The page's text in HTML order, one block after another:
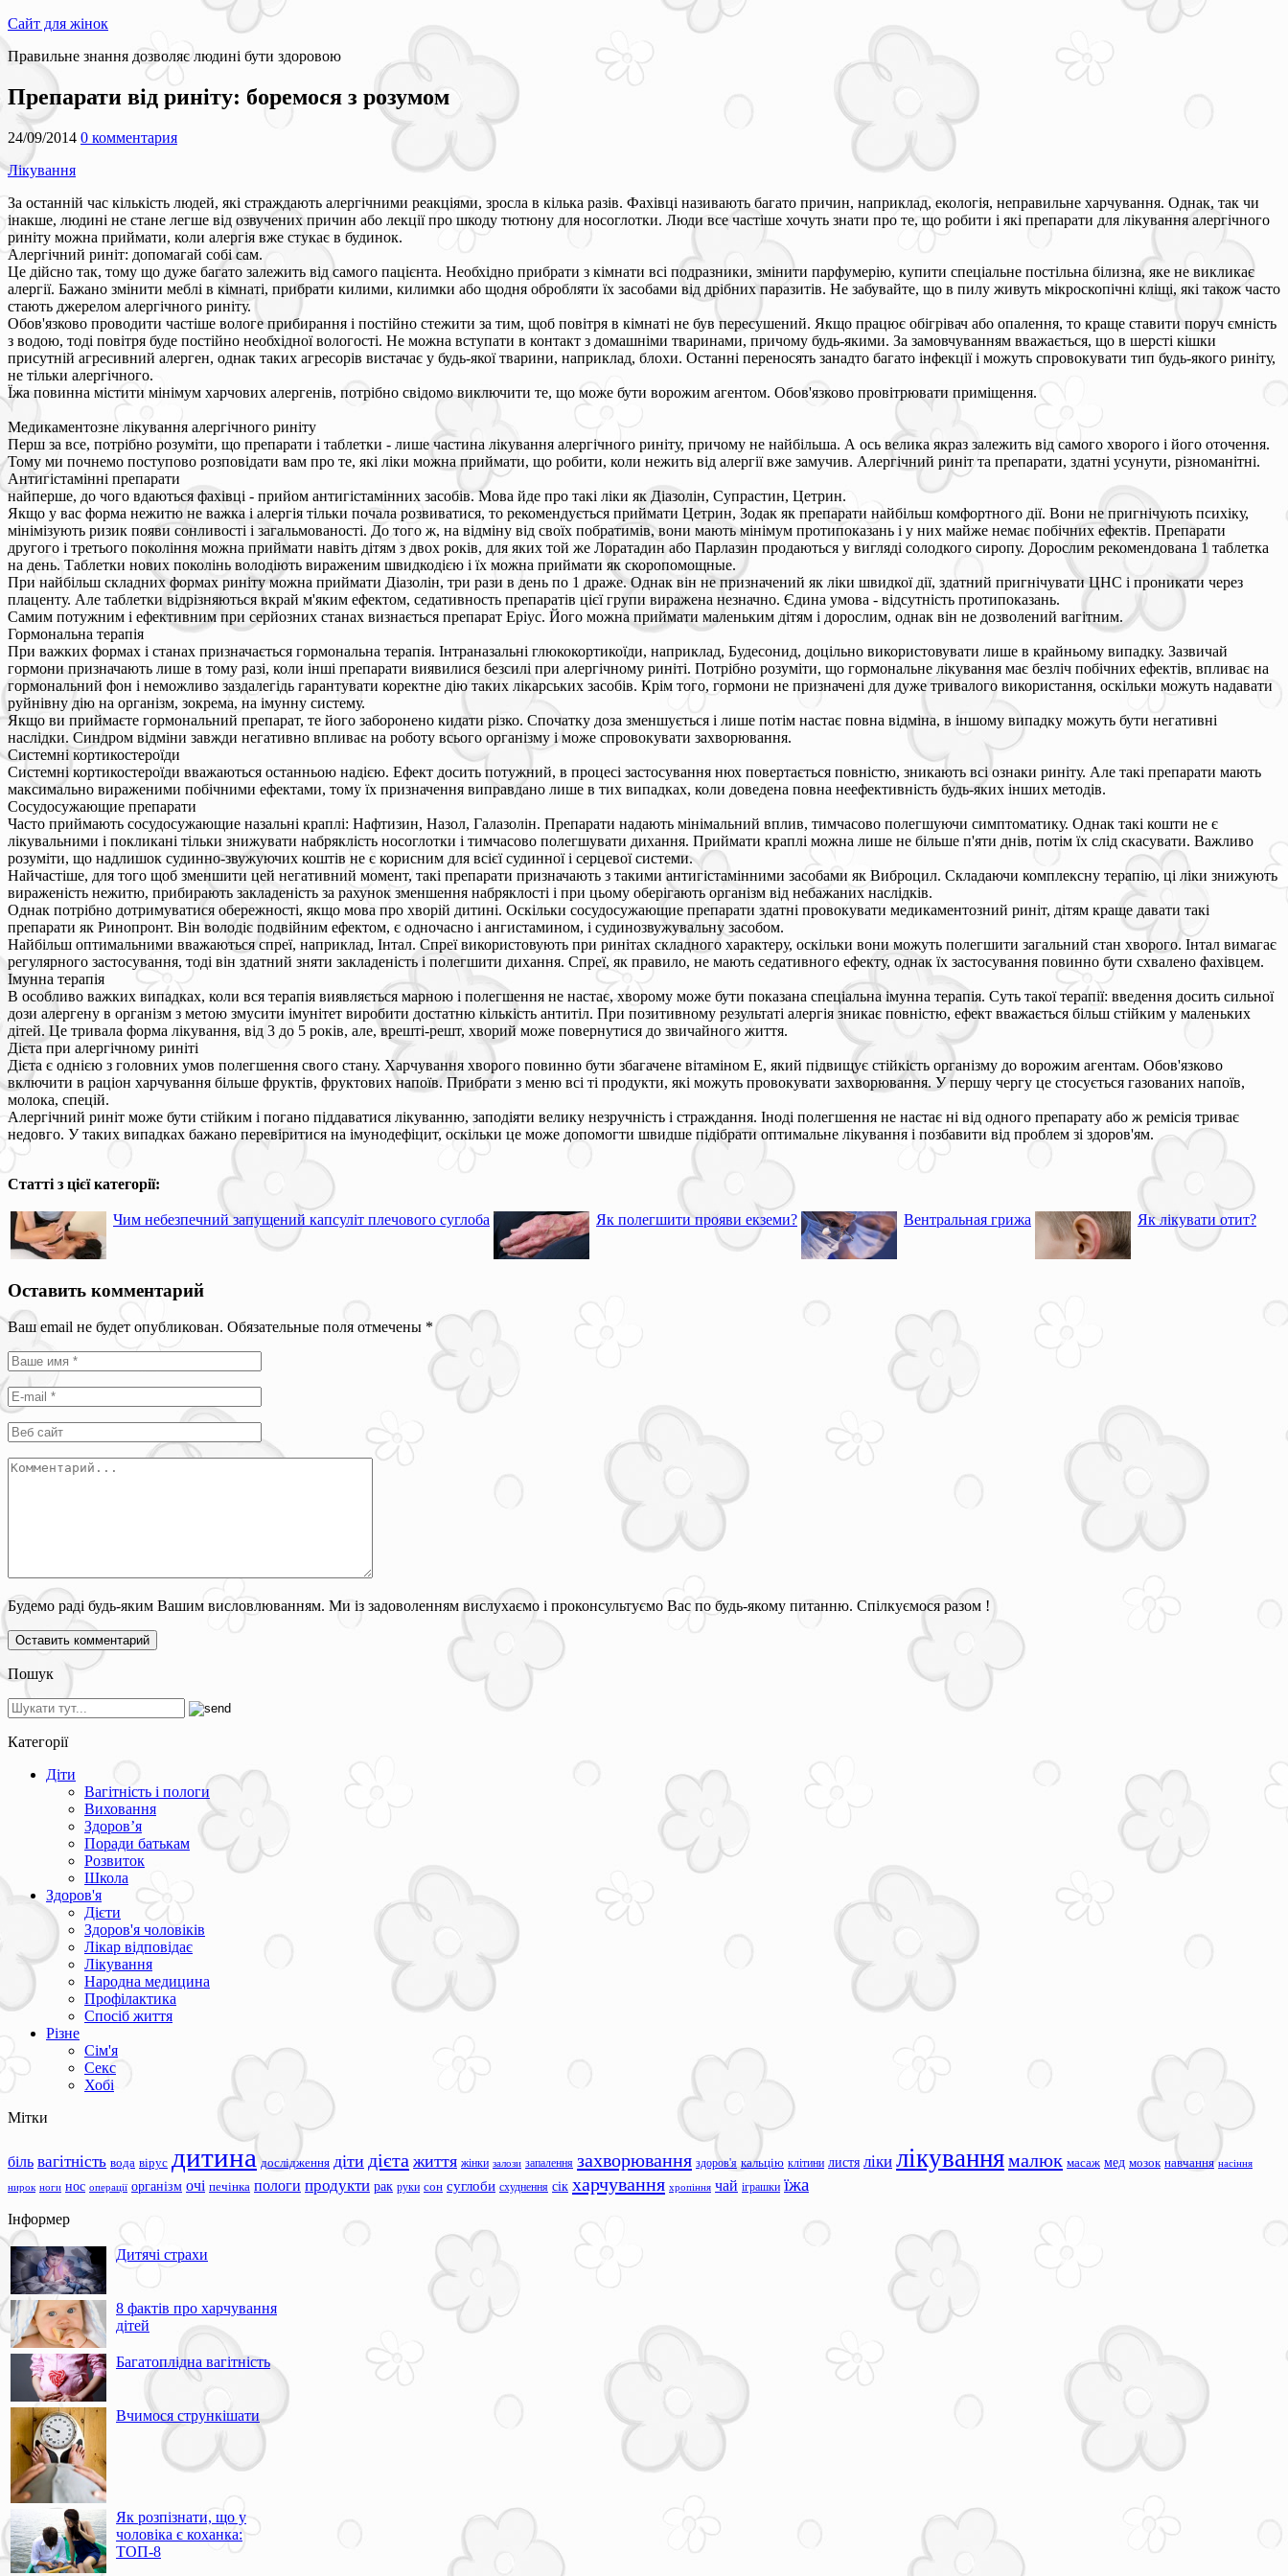
Сайт для жінок
Правильне знання дозволяє людині бути здоровою
Препарати від риніту: боремося з розумом
24/09/2014 0 комментария
Лікування
За останній час кількість людей, які страждають алергічними реакціями, зросла в кілька разів. Фахівці називають багато причин, наприклад, екологія, неправильне харчування. Однак, так чи
інакше, людині не стане легше від озвучених причин або лекції про шкоду тютюну для носоглотки. Люди все частіше хочуть знати про те, що робити і які препарати для лікування алергічного
риніту можна приймати, коли алергія вже стукає в будинок.
Алергічний риніт: допомагай собі сам.
Це дійсно так, тому що дуже багато залежить від самого пацієнта. Необхідно прибрати з кімнати всі подразники, змінити парфумерію, купити спеціальне постільна білизна, яке не викликає
алергії. Бажано змінити меблі в кімнаті, прибрати килими, килимки або щодня обробляти їх засобами від дрібних паразитів. Не забувайте, що в пилу живуть мікроскопічні кліщі, які також часто
стають джерелом алергічного риніту.
Обов'язково проводити частіше вологе прибирання і постійно стежити за тим, щоб повітря в кімнаті не був пересушений. Якщо працює обігрівач або опалення, то краще ставити поруч ємність
з водою, тоді повітря буде постійно необхідної вологості. Не можна вступати в контакт з домашніми тваринами, причому будь-якими. За замовчуванням вважається, що в шерсті кішки
присутній агресивний алерген, однак таких агресорів вистачає у будь-якої тварини, наприклад, блохи. Останні переносять занадто багато інфекції і можуть спровокувати тип будь-якого риніту,
не тільки алергічного.
Їжа повинна містити мінімум харчових алергенів, потрібно свідомо виключити те, що може бути ворожим агентом. Обов'язково провітрювати приміщення.
Медикаментозне лікування алергічного риніту
Перш за все, потрібно розуміти, що препарати і таблетки - лише частина лікування алергічного риніту, причому не найбільша. А ось велика якраз залежить від самого хворого і його оточення.
Тому ми почнемо поступово розповідати вам про те, які ліки можна приймати, що робити, коли нежить від алергії вже замучив. Алергічний риніт та препарати, здатні усунути, різноманітні.
Антигістамінні препарати
найперше, до чого вдаються фахівці - прийом антигістамінних засобів. Мова йде про такі ліки як Діазолін, Супрастин, Цетрин.
Якщо у вас форма нежитю не важка і алергія тільки почала розвиватися, то рекомендується приймати Цетрин, Зодак як препарати найбільш комфортного дії. Вони не пригнічують психіку,
мінімізують ризик появи сонливості і загальмованості. До того ж, на відміну від своїх побратимів, вони мають мінімум протипоказань і у них майже немає побічних ефектів. Препарати
другого і третього покоління можна приймати навіть дітям з двох років, для яких той же Лоратадин або Парлазин продаються у вигляді солодкого сиропу. Дорослим рекомендована 1 таблетка
на день. Таблетки нових поколінь володіють вираженим швидкодією і їх можна приймати як скоропомощные.
При найбільш складних формах риніту можна приймати Діазолін, три рази в день по 1 драже. Однак він не призначений як ліки швидкої дії, здатний пригнічувати ЦНС і проникати через
плаценту. Але таблетки відрізняються вкрай м'яким ефектом, седативность препаратів цієї групи виражена незначно. Єдина умова - відсутність протипоказань.
Самим потужним і ефективним при серйозних станах визнається препарат Еріус. Його можна приймати маленьким дітям і дорослим, однак він не дозволений вагітним.
Гормональна терапія
При важких формах і станах призначається гормональна терапія. Інтраназальні глюкокортикоїди, наприклад, Будесонид, доцільно використовувати лише в крайньому випадку. Зазвичай
гормони призначають лише в тому разі, коли інші препарати виявилися безсилі при алергічному риніті. Потрібно розуміти, що гормональне лікування має безліч побічних ефектів, впливає на
гормональний фон і неможливо заздалегідь гарантувати коректне дію таких лікарських засобів. Крім того, гормони не призначені для дуже тривалого використання, оскільки можуть надавати
руйнівну дію на організм, зокрема, на імунну систему.
Якщо ви приймаєте гормональний препарат, те його заборонено кидати різко. Спочатку доза зменшується і лише потім настає повна відміна, в іншому випадку можуть бути негативні
наслідки. Синдром відміни завжди негативно впливає на роботу всього організму і може спровокувати захворювання.
Системні кортикостероїди
Системні кортикостероїди вважаються останньою надією. Ефект досить потужний, в процесі застосування нюх повертається повністю, зникають всі ознаки риніту. Але такі препарати мають
максимально вираженими побічними ефектами, тому їх призначення виправдано лише в тих випадках, коли доведена повна неефективність будь-яких інших методів.
Сосудосужающие препарати
Часто приймають сосудосужающие назальні краплі: Нафтизин, Назол, Галазолін. Препарати надають мінімальний вплив, тимчасово полегшуючи симптоматику. Однак такі кошти не є
лікувальними і покликані тільки знижувати набряклість носоглотки і тимчасово полегшувати дихання. Приймати краплі можна лише не більше п'яти днів, потім їх слід скасувати. Важливо
розуміти, що надлишок судинно-звужуючих коштів не є корисним для всієї судинної і серцевої системи.
Найчастіше, для того щоб зменшити цей негативний момент, такі препарати призначають з такими антигістамінними засобами як Виброцил. Складаючи комплексну терапію, ці ліки знижують
вираженість нежитю, прибирають закладеність за рахунок зменшення набряклості і при цьому оберігають організм від небажаних наслідків.
Однак потрібно дотримуватися обережності, якщо мова про хворій дитині. Оскільки сосудосужающие препарати здатні провокувати медикаментозний риніт, дітям краще давати такі
препарати як Ринопронт. Він володіє подвійним ефектом, є одночасно і ангистамином, і судинозвужувальну засобом.
Найбільш оптимальними вважаються спреї, наприклад, Інтал. Спреї використовують при ринітах складного характеру, оскільки вони можуть полегшити загальний стан хворого. Інтал вимагає
регулярного застосування, тоді він здатний зняти закладеність і полегшити дихання. Спреї, як правило, не мають седативного ефекту, однак їх застосування повинно бути схвалено фахівцем.
Імунна терапія
В особливо важких випадках, коли вся терапія виявляється марною і полегшення не настає, хворому може бути показана спеціальна імунна терапія. Суть такої терапії: введення досить сильної
дози алергену в організм з метою змусити імунітет виробити достатню кількість антитіл. При позитивному результаті алергія зникає повністю, ефект вважається більш стійким у маленьких
дітей. Це тривала форма лікування, від 3 до 5 років, але, врешті-решт, хворий може повернутися до звичайного життя.
Дієта при алергічному риніті
Дієта є однією з головних умов полегшення свого стану. Харчування хворого повинно бути збагачене вітаміном Е, який підвищує стійкість організму до ворожим агентам. Обов'язково
включити в раціон харчування більше фруктів, фруктових напоїв. Прибрати з меню всі ті продукти, які можуть провокувати захворювання. У першу чергу це стосується газованих напоїв,
молока, спецій.
Алергічний риніт може бути стійким і погано піддаватися лікуванню, заподіяти велику незручність і страждання. Іноді полегшення не настає ні від одного препарату або ж ремісія триває
недовго. У таких випадках бажано перевіритися на імунодефіцит, оскільки це може допомогти швидше підібрати оптимальне лікування і позбавити від проблем зі здоров'ям.
Статті з цієї категорії:
Чим небезпечний запущений капсуліт плечового суглоба Як полегшити прояви екземи? Вентральная грижа Як лікувати отит?
Оставить комментарий
Ваш email не будет опубликован. Обязательные поля отмечены *
Будемо раді будь-яким Вашим висловлюванням. Ми із задоволенням вислухаємо і проконсультуємо Вас по будь-якому питанню. Спілкуємося разом !
Пошук
Категорії
Діти
Вагітність і пологи
Виховання
Здоров’я
Поради батькам
Розвиток
Школа
Здоров'я
Дієти
Здоров'я чоловіків
Лікар відповідає
Лікування
Народна медицина
Профілактика
Спосіб життя
Різне
Сім'я
Секс
Хобі
Мітки
біль вагітність вода вірус дитина дослідження діти дієта життя жінки залози запалення захворювання здоров'я кальцію клітини листя ліки лікуваннямалюк масаж мед мозок навчання насіння
нирок ноги нос операції організм очі печінка пологи продукти рак руки сон суглоби схуднення сік харчування хропіння чай іграшки їжа
Інформер
Дитячі страхи
8 фактів про харчування
дітей
Багатоплідна вагітність
Вчимося стрункішати
Як розпізнати, що у
чоловіка є коханка:
ТОП-8